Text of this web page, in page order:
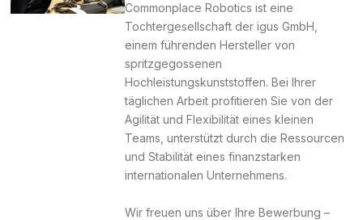
Commonplace Robotics ist eine
Tochtergesellschaft der igus GmbH,
einem führenden Hersteller von
spritzgegossenen
Hochleistungskunststoffen. Bei Ihrer
täglichen Arbeit profitieren Sie von der
Agilität und Flexibilität eines kleinen
Teams, unterstützt durch die Ressourcen
und Stabilität eines finanzstarken
internationalen Unternehmens.
Wir freuen uns über Ihre Bewerbung –